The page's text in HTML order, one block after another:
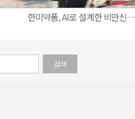
한미약품, AI로 설계한 비만신…
검색